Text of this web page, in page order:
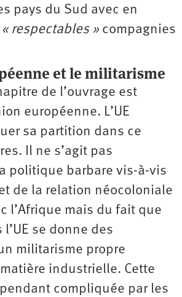
pays du Sud avec en
« respectables » compagnies
et le militarisme
de l’ouvrage est
européenne. L’UE
sa partition dans ce
Il ne s’agit pas
politique barbare vis-à-vis
de la relation néocoloniale
l’Afrique mais du fait que
se donne des
militarisme propre
industrielle. Cette
compliquée par les